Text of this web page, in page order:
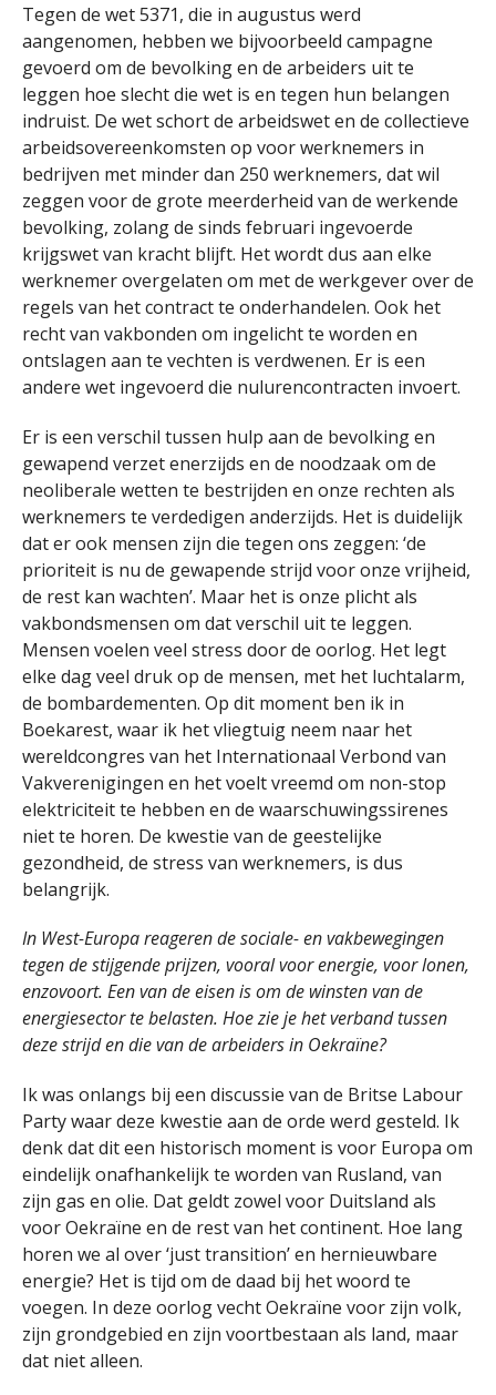
Tegen de wet 5371, die in augustus werd
aangenomen, hebben we bijvoorbeeld campagne
gevoerd om de bevolking en de arbeiders uit te
leggen hoe slecht die wet is en tegen hun belangen
indruist. De wet schort de arbeidswet en de collectieve
arbeidsovereenkomsten op voor werknemers in
bedrijven met minder dan 250 werknemers, dat wil
zeggen voor de grote meerderheid van de werkende
bevolking, zolang de sinds februari ingevoerde
krijgswet van kracht blijft. Het wordt dus aan elke
werknemer overgelaten om met de werkgever over de
regels van het contract te onderhandelen. Ook het
recht van vakbonden om ingelicht te worden en
ontslagen aan te vechten is verdwenen. Er is een
andere wet ingevoerd die nulurencontracten invoert.
Er is een verschil tussen hulp aan de bevolking en
gewapend verzet enerzijds en de noodzaak om de
neoliberale wetten te bestrijden en onze rechten als
werknemers te verdedigen anderzijds. Het is duidelijk
dat er ook mensen zijn die tegen ons zeggen: ‘de
prioriteit is nu de gewapende strijd voor onze vrijheid,
de rest kan wachten’. Maar het is onze plicht als
vakbondsmensen om dat verschil uit te leggen.
Mensen voelen veel stress door de oorlog. Het legt
elke dag veel druk op de mensen, met het luchtalarm,
de bombardementen. Op dit moment ben ik in
Boekarest, waar ik het vliegtuig neem naar het
wereldcongres van het Internationaal Verbond van
Vakverenigingen en het voelt vreemd om non-stop
elektriciteit te hebben en de waarschuwingssirenes
niet te horen. De kwestie van de geestelijke
gezondheid, de stress van werknemers, is dus
belangrijk.
In West-Europa reageren de sociale- en vakbewegingen
tegen de stijgende prijzen, vooral voor energie, voor lonen,
enzovoort. Een van de eisen is om de winsten van de
energiesector te belasten. Hoe zie je het verband tussen
deze strijd en die van de arbeiders in Oekraïne?
Ik was onlangs bij een discussie van de Britse Labour
Party waar deze kwestie aan de orde werd gesteld. Ik
denk dat dit een historisch moment is voor Europa om
eindelijk onafhankelijk te worden van Rusland, van
zijn gas en olie. Dat geldt zowel voor Duitsland als
voor Oekraïne en de rest van het continent. Hoe lang
horen we al over ‘just transition’ en hernieuwbare
energie? Het is tijd om de daad bij het woord te
voegen. In deze oorlog vecht Oekraïne voor zijn volk,
zijn grondgebied en zijn voortbestaan als land, maar
dat niet alleen.